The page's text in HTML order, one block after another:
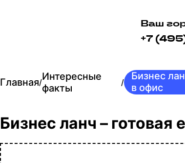
Ваш
+7
Главная/Интересные
факты
/
Бизнес
в офис
Бизнес ланч – готовая